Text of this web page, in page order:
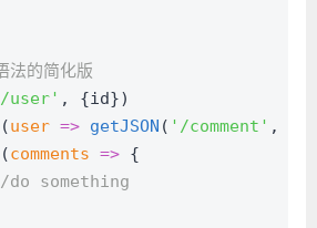
的简化版
user' , {id})
(user => getJSON ( '/comment' , {
(comments => {
something